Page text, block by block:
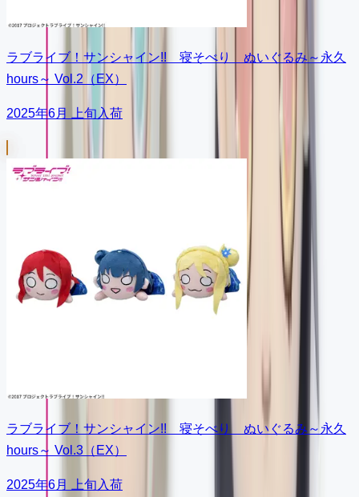
ラブライブ！サンシャイン!! 寝そべり ぬいぐるみ～永久
hours～ Vol.2（EX）
2025年6月 上旬入荷
ラブライブ！サンシャイン!! 寝そべり ぬいぐるみ～永久
hours～ Vol.3（EX）
2025年6月 上旬入荷